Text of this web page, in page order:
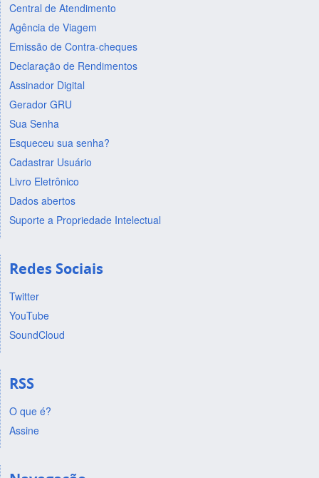
Central de Atendimento
Agência de Viagem
Emissão de Contra-cheques
Declaração de Rendimentos
Assinador Digital
Gerador GRU
Sua Senha
Esqueceu sua senha?
Cadastrar Usuário
Livro Eletrônico
Dados abertos
Suporte a Propriedade Intelectual
Redes Sociais
Twitter
YouTube
SoundCloud
RSS
O que é?
Assine